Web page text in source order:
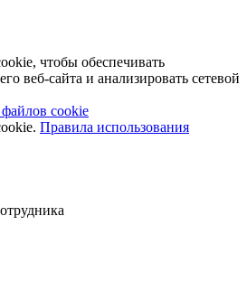
чтобы обеспечивать
веб-сайта и анализировать сетевой
cookie
Правила использования